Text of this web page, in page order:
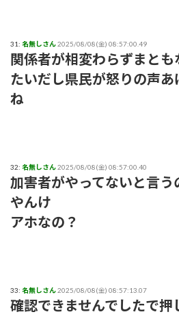
31: 名無しさん2025/08/08(金) 08:57:00.49
関係者が相変わらずまと
たいだし県民が怒りの声あ
ね
32: 名無しさん2025/08/08(金) 08:57:00.40
加害者がやってないと言う
やんけ
アホなの？
33: 名無しさん2025/08/08(金) 08:57:13.07
確認できませんでしたで押